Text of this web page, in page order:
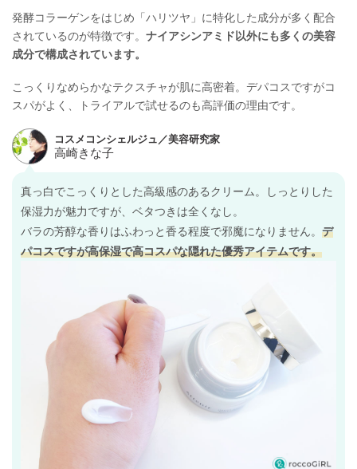
ノバラ油、オレンジ油、マカデミアナッツ油脂肪酸フィトステリル、フィ
トステロール、キサンタンガム、カルボキシビニルポリマー、オレイン酸
ソルビタン、天然ビタミンE、水酸化K、脂肪酸ジペンタエリスリチル-2、
d-δ-トコフェロール、リン酸2Na、リン酸2水素Na、香料、フェノキシエ
発酵コラーゲンをはじめ「ハリツヤ」に特化した成分が多く配合
されているのが特徴です。 ナイアシンアミド以外にも多くの美容
成分で構成されています。
こっくりなめらかなテクスチャが肌に高密着。デパコスですがコ
スパがよく、トライアルで試せるのも高評価の理由です。
真っ白でこっくりとした高級感のあるクリーム。しっとりした
保湿力が魅力ですが、ベタつきは全くなし。
バラの芳醇な香りはふわっと香る程度で邪魔になりません。 デ
パコスですが高保湿で高コスパな隠れた優秀アイテムです。